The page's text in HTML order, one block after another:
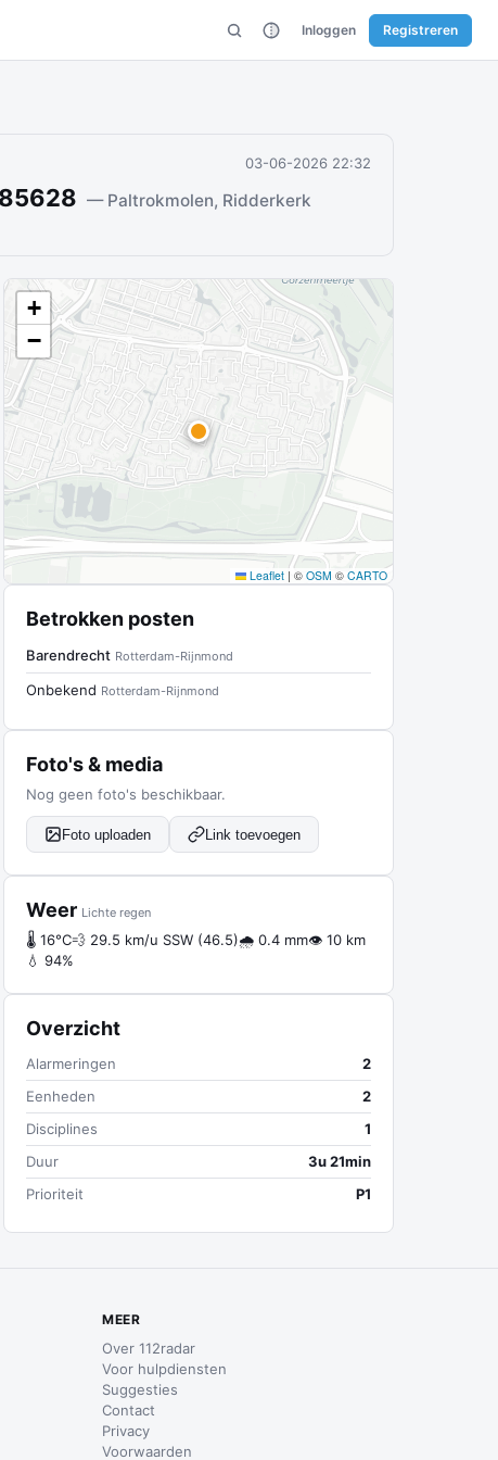
Inloggen Registreren
03-06-2026 22:32
— Paltrokmolen, Ridderkerk
+
−
Leaflet | © OSM © CARTO
Betrokken posten
Barendrecht Rotterdam-Rijnmond
Onbekend Rotterdam-Rijnmond
Foto's & media
Nog geen foto's beschikbaar.
Foto uploaden Link toevoegen
Weer Lichte regen
🌡 16°C💨 29.5 km/u SSW (46.5)🌧 0.4 mm👁 10 km
💧 94%
Overzicht
Alarmeringen
2
Eenheden
2
Disciplines
1
Duur
3u 21min
Prioriteit
P1
MEER
Over 112radar
Voor hulpdiensten
Suggesties
Contact
Privacy
Voorwaarden